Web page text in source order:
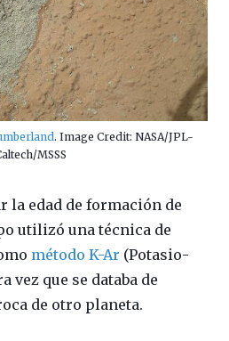
. Image Credit: NASA/JPL-
MSSS
la edad de formación de
utilizó una técnica de
método K-Ar (Potasio-
vez que se databa de
de otro planeta.